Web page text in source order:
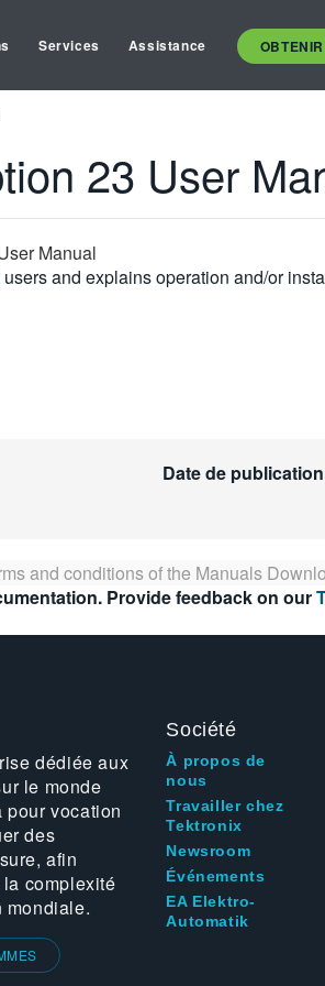
Services Assistance
23 User
Manual
and explains operation and/or
Date de
and conditions of the Manuals
Provide feedback on our
dédiée aux
le monde
pour vocation
des
afin
complexité
mondiale.
Société
À propos de
nous
Travailler chez
Tektronix
Newsroom
Événements
EA Elektro-
Automatik